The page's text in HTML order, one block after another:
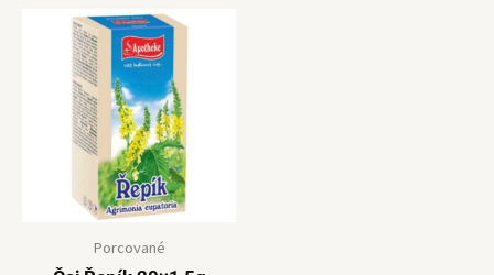
Porcované